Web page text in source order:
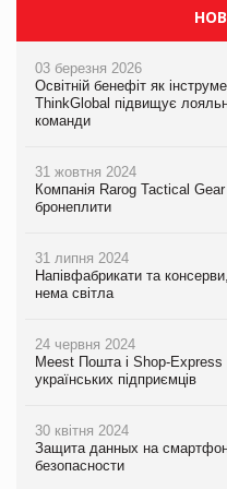
03 березня 2026
Освітній бенефіт як
ThinkGlobal підвищує
команди
31 жовтня 2024
Компанія Rarog Tactical Gear
бронеплити
31 липня 2024
Напівфабрикати та
нема світла
24 червня 2024
Meest Пошта і Shop-
українських підприємців
30 квітня 2024
Защита данных на
безопасности